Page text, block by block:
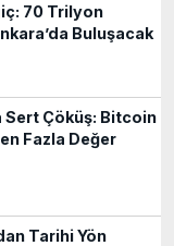
70 Trilyon
Buluşacak
Sert Çöküş: Bitcoin
Fazla Değer
Tarihi Yön